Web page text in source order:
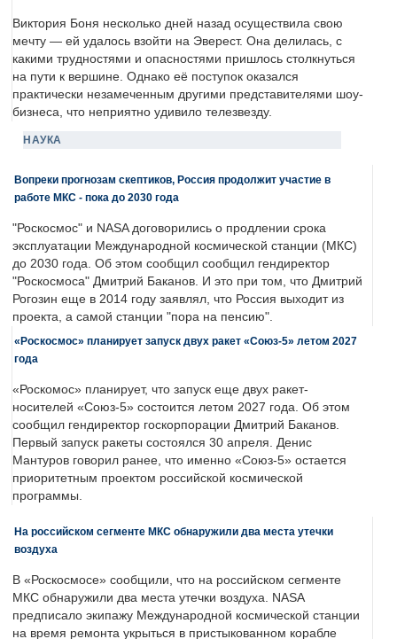
Виктория Боня несколько дней назад осуществила свою
мечту — ей удалось взойти на Эверест. Она делилась, с
какими трудностями и опасностями пришлось столкнуться
на пути к вершине. Однако её поступок оказался
практически незамеченным другими представителями шоу-
бизнеса, что неприятно удивило телезвезду.
НАУКА
Вопреки прогнозам скептиков, Россия продолжит участие в
работе МКС - пока до 2030 года
"Роскосмос" и NASA договорились о продлении срока
эксплуатации Международной космической станции (МКС)
до 2030 года. Об этом сообщил сообщил гендиректор
"Роскосмоса" Дмитрий Баканов. И это при том, что Дмитрий
Рогозин еще в 2014 году заявлял, что Россия выходит из
проекта, а самой станции "пора на пенсию".
«Роскосмос» планирует запуск двух ракет «Союз-5» летом 2027
года
«Роскомос» планирует, что запуск еще двух ракет-
носителей «Союз-5» состоится летом 2027 года. Об этом
сообщил гендиректор госкорпорации Дмитрий Баканов.
Первый запуск ракеты состоялся 30 апреля. Денис
Мантуров говорил ранее, что именно «Союз-5» остается
приоритетным проектом российской космической
программы.
На российском сегменте МКС обнаружили два места утечки
воздуха
В «Роскосмосе» сообщили, что на российском сегменте
МКС обнаружили два места утечки воздуха. NASA
предписало экипажу Международной космической станции
на время ремонта укрыться в пристыкованном корабле